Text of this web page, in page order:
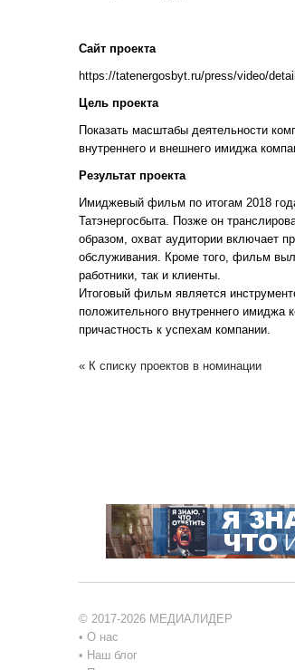
Сайт проекта
https://tatenergosbyt.ru/press/video/
Цель проекта
Показать масштабы деятельности
внутреннего и внешнего имиджа
Результат проекта
Имиджевый фильм по итогам 2018
Татэнергосбыта. Позже он
образом, охват аудитории включает
обслуживания. Кроме того, фильм
работники, так и клиенты.
Итоговый фильм является
положительного внутреннего
причастность к успехам компании.
« К списку проектов в номинации
© 2017-2026 МЕДИАЛИДЕР
• О нас
• Наш блог